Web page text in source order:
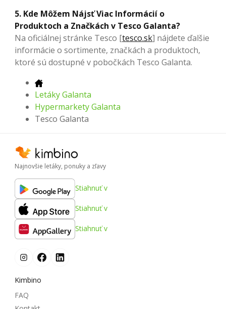
5. Kde Môžem Nájsť Viac Informácií o
Produktoch a Značkách v Tesco Galanta?
Na oficiálnej stránke Tesco [tesco.sk] nájdete ďalšie
informácie o sortimente, značkách a produktoch,
ktoré sú dostupné v pobočkách Tesco Galanta.
Letáky Galanta
Hypermarkety Galanta
Tesco Galanta
Najnovšie letáky, ponuky a zľavy
Stiahnuť v
Stiahnuť v
Stiahnuť v
Kimbino
FAQ